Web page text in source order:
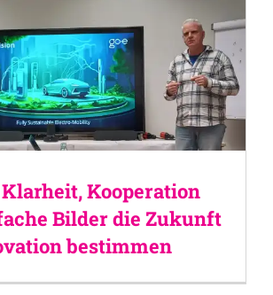
Kooperation
Bilder die Zukunft
bestimmen